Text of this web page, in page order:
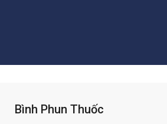
Bình Phun Thuốc